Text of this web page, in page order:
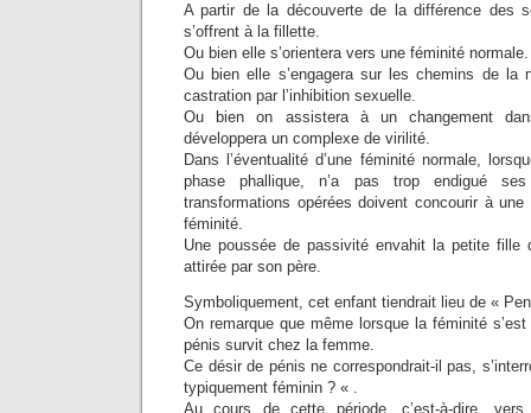
A partir de la découverte de la différence des
s’offrent à la fillette.
Ou bien elle s’orientera vers une féminité normale.
Ou bien elle s’engagera sur les chemins de la
castration par l’inhibition sexuelle.
Ou bien on assistera à un changement
développera un complexe de virilité.
Dans l’éventualité d’une féminité normale,
phase phallique, n’a pas trop endigué
transformations opérées doivent concourir à
féminité.
Une poussée de passivité envahit la petite fille
attirée par son père.
Symboliquement, cet enfant tiendrait lieu de «
On remarque que même lorsque la féminité
pénis survit chez la femme.
Ce désir de pénis ne correspondrait-il pas,
typiquement féminin ? « .
Au cours de cette période, c’est-à-dire,